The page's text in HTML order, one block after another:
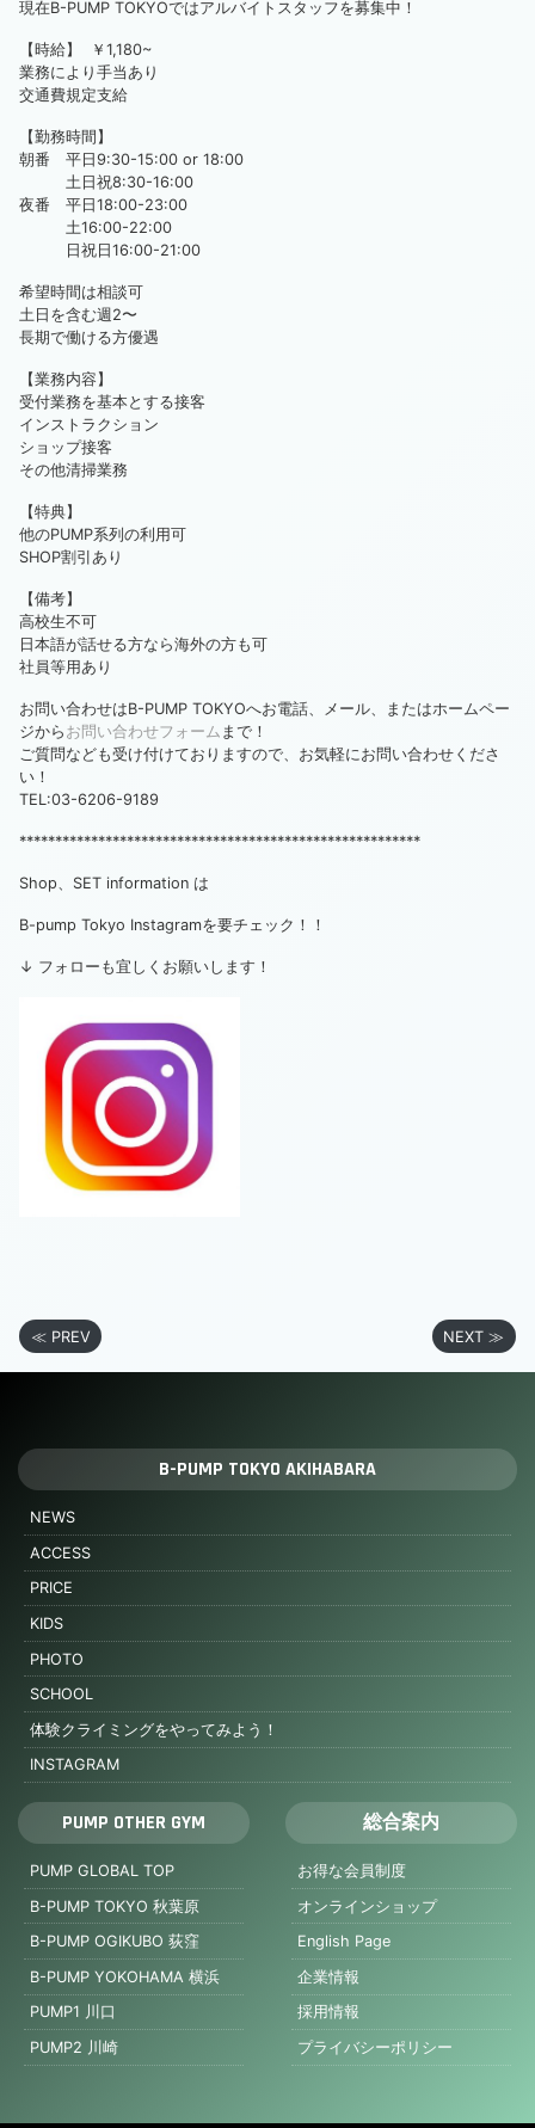
現在B-PUMP TOKYOではアルバイトスタッフを募集中！
【時給】 ￥1,180~
業務により手当あり
交通費規定支給
【勤務時間】
朝番 平日9:30-15:00 or 18:00
土日祝8:30-16:00
夜番 平日18:00-23:00
土16:00-22:00
日祝日16:00-21:00
希望時間は相談可
土日を含む週2〜
長期で働ける方優遇
【業務内容】
受付業務を基本とする接客
インストラクション
ショップ接客
その他清掃業務
【特典】
他のPUMP系列の利用可
SHOP割引あり
【備考】
高校生不可
日本語が話せる方なら海外の方も可
社員等用あり
お問い合わせはB-PUMP TOKYOへお電話、メール、またはホームペー
ジから お問い合わせフォーム まで！
ご質問なども受け付けておりますので、お気軽にお問い合わせくださ
い！
TEL:03-6206-9189
********************************************************
Shop、SET information は
B-pump Tokyo Instagramを要チェック！！
↓ フォローも宜しくお願いします！
≪ PREV NEXT ≫
B-PUMP TOKYO AKIHABARA
NEWS
ACCESS
PRICE
KIDS
PHOTO
SCHOOL
体験クライミングをやってみよう！
INSTAGRAM
PUMP OTHER GYM
PUMP GLOBAL TOP
B-PUMP TOKYO 秋葉原
B-PUMP OGIKUBO 荻窪
B-PUMP YOKOHAMA 横浜
PUMP1 川口
PUMP2 川崎
総合案内
お得な会員制度
オンラインショップ
English Page
企業情報
採用情報
プライバシーポリシー